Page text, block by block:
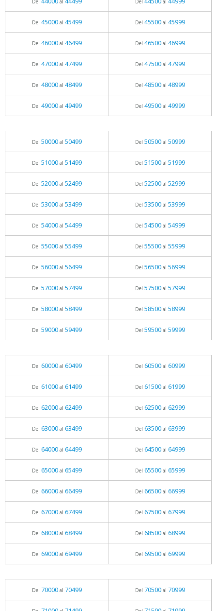
Del al Del al
Del 45000al 45499 Del 45500al 45999
Del 46000al 46499 Del 46500al 46999
Del 47000al 47499 Del 47500al 47999
Del 48000al 48499 Del 48500al 48999
Del 49000al 49499 Del 49500al 49999
Del 50000al 50499 Del 50500al 50999
Del 51000al 51499 Del 51500al 51999
Del 52000al 52499 Del 52500al 52999
Del 53000al 53499 Del 53500al 53999
Del 54000al 54499 Del 54500al 54999
Del 55000al 55499 Del 55500al 55999
Del 56000al 56499 Del 56500al 56999
Del 57000al 57499 Del 57500al 57999
Del 58000al 58499 Del 58500al 58999
Del 59000al 59499 Del 59500al 59999
Del 60000al 60499 Del 60500al 60999
Del 61000al 61499 Del 61500al 61999
Del 62000al 62499 Del 62500al 62999
Del 63000al 63499 Del 63500al 63999
Del 64000al 64499 Del 64500al 64999
Del 65000al 65499 Del 65500al 65999
Del 66000al 66499 Del 66500al 66999
Del 67000al 67499 Del 67500al 67999
Del 68000al 68499 Del 68500al 68999
Del 69000al 69499 Del 69500al 69999
Del 70000al 70499 Del 70500al 70999